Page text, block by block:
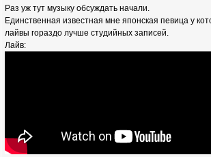
Раз уж тут музыку обсуждать начали.
Единственная известная мне японская певица у
лайвы гораздо лучше студийных записей.
Лайв: